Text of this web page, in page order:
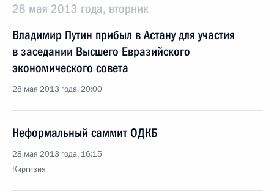
28 мая 2013 года, вторник
Владимир Путин прибыл в Астану для участия
в заседании Высшего Евразийского
экономического совета
28 мая 2013 года, 20:00
Неформальный саммит ОДКБ
28 мая 2013 года, 16:15
Киргизия